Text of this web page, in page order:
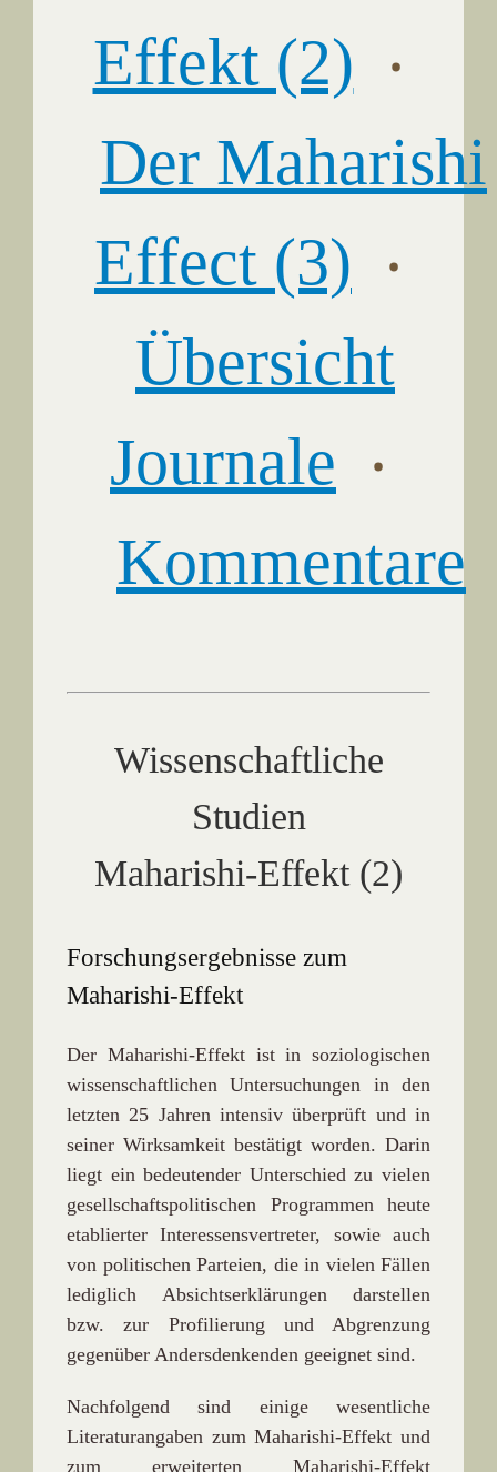
Effekt (2) ‧
Der Maharishi
Effect (3) ‧
Übersicht
Journale ‧
Kommentare
Wissenschaftliche
Studien
Maharishi-Effekt (2)
Forschungsergebnisse zum
Maharishi-Effekt
Der Maharishi-Effekt ist in soziologischen
wissenschaftlichen Untersuchungen in den
letzten 25 Jahren intensiv überprüft und in
seiner Wirksamkeit bestätigt worden. Darin
liegt ein bedeutender Unterschied zu vielen
gesellschaftspolitischen Programmen heute
etablierter Interessensvertreter, sowie auch
von politischen Parteien, die in vielen Fällen
lediglich Absichtserklärungen darstellen
bzw. zur Profilierung und Abgrenzung
gegenüber Andersdenkenden geeignet sind.
Nachfolgend sind einige wesentliche
Literaturangaben zum Maharishi-Effekt und
zum erweiterten Maharishi-Effekt